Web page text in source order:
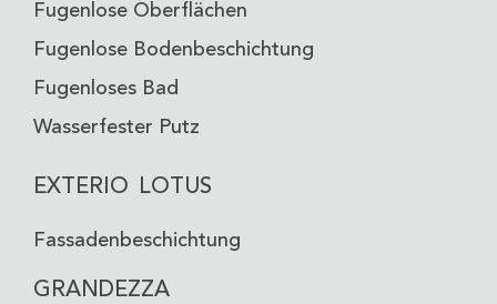
TÜRKISGRAU
Fugenlose Oberflächen
Fugenlose Bodenbeschichtung
Fugenloses Bad
Wasserfester Putz
EXTERIO LOTUS
Fassadenbeschichtung
GRANDEZZA